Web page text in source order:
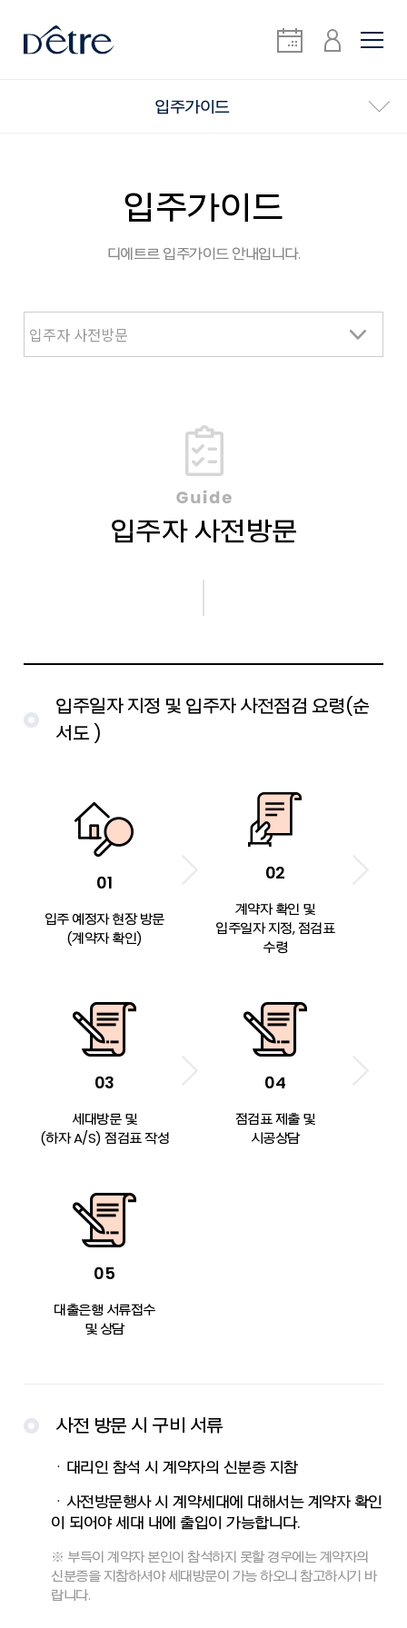
입주가이드
입주가이드
디에트르 입주가이드 안내입니다.
입주자 사전방문
입주일자 지정 및 입주자 사전점검 요령(순
서도 )
01
입주 예정자 현장 방문
(계약자 확인)
02
계약자 확인 및
입주일자 지정, 점검표
수령
03
세대방문 및
(하자 A/S) 점검표 작성
04
점검표 제출 및
시공상담
05
대출은행 서류접수
및 상담
사전 방문 시 구비 서류
ㆍ대리인 참석 시 계약자의 신분증 지참
ㆍ사전방문행사 시 계약세대에 대해서는 계약자 확인
이 되어야 세대 내에 출입이 가능합니다.
※ 부득이 계약자 본인이 참석하지 못할 경우에는 계약자의
신분증을 지참하셔야 세대방문이 가능 하오니 참고하시기 바
랍니다.